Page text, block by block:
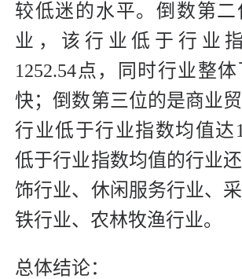
较低迷的水平。倒数第二
业，该行业低于行业
1252.54点，同时行业整
快；倒数第三位的是商业
行业低于行业指数均值达
低于行业指数均值的行业
饰行业、休闲服务行业、
铁行业、农林牧渔行业。
总体结论：